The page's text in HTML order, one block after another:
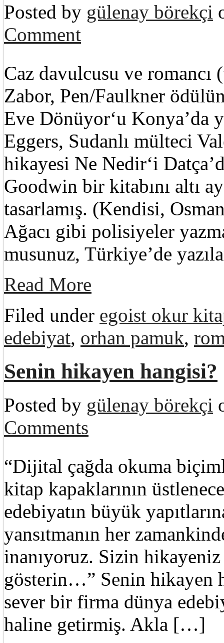
Posted by gülenay börekçi
Comment
Caz davulcusu ve
Zabor, Pen/Faulkner
Eve Dönüyor‘u Konya’da
Eggers, Sudanlı mülteci
hikayesi Ne Nedir‘i
Goodwin bir kitabını altı
tasarlamış. (Kendisi,
Ağacı gibi polisiyeler
musunuz, Türkiye’de
Read More
Filed under egoist okur
edebiyat, orhan pamuk,
Senin hikayen hangisi?
Posted by gülenay börekçi
Comments
“Dijital çağda okuma
kitap kapaklarının
edebiyatın büyük
yansıtmanın her
inanıyoruz. Sizin
gösterin…” Senin hikayen
sever bir firma dünya
haline getirmiş. Akla […]